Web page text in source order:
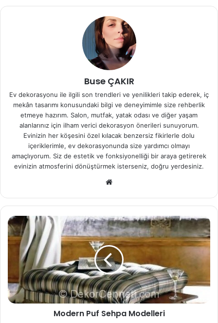
Buse ÇAKIR
Ev dekorasyonu ile ilgili son trendleri ve yenilikleri takip ederek, iç
mekân tasarımı konusundaki bilgi ve deneyimimle size rehberlik
etmeye hazırım. Salon, mutfak, yatak odası ve diğer yaşam
alanlarınız için ilham verici dekorasyon önerileri sunuyorum.
Evinizin her köşesini özel kılacak benzersiz fikirlerle dolu
içeriklerimle, ev dekorasyonunda size yardımcı olmayı
amaçlıyorum. Siz de estetik ve fonksiyonelliği bir araya getirerek
evinizin atmosferini dönüştürmek isterseniz, doğru yerdesiniz.
sit
esi
Modern Puf Sehpa Modelleri